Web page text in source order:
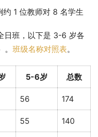
1 位教师对 8 名学生
日班，以下是 3-6 岁各
班级名称对照表。
5-6岁 总数
56 174
55 140